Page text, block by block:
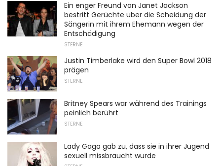
Ein enger Freund von Janet Jackson
bestritt Gerüchte über die Scheidung der
Sängerin mit ihrem Ehemann wegen der
Entschädigung
STERNE
Justin Timberlake wird den Super Bowl 2018
prägen
STERNE
Britney Spears war während des Trainings
peinlich berührt
STERNE
Lady Gaga gab zu, dass sie in ihrer Jugend
sexuell missbraucht wurde